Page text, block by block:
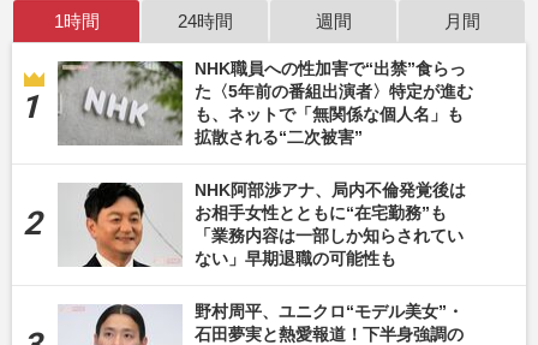
1時間 24時間 週間 月間
NHK職員への性加害で“出禁”食らっ
た〈5年前の番組出演者〉特定が進む
も、ネットで「無関係な個人名」も
拡散される“二次被害”
NHK阿部渉アナ、局内不倫発覚後は
お相手女性とともに“在宅勤務”も
「業務内容は一部しか知らされてい
ない」早期退職の可能性も
野村周平、ユニクロ“モデル美女”・
石田夢実と熱愛報道！下半身強調の